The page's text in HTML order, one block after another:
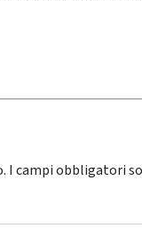
I campi obbligatori